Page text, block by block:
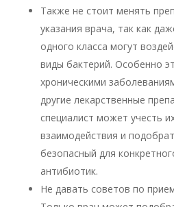
Также не стоит менять
указания врача, так как
одного класса могут
виды бактерий. Особенно
хроническими
другие лекарственные
специалист может учесть
взаимодействия и
безопасный для
антибиотик.
Не давать советов по